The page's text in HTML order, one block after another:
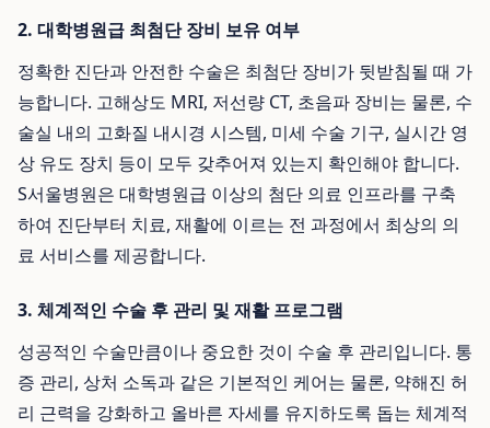
2. 대학병원급 최첨단 장비 보유 여부
정확한 진단과 안전한 수술은 최첨단 장비가 뒷받침될 때 가
능합니다. 고해상도 MRI, 저선량 CT, 초음파 장비는 물론, 수
술실 내의 고화질 내시경 시스템, 미세 수술 기구, 실시간 영
상 유도 장치 등이 모두 갖추어져 있는지 확인해야 합니다.
S서울병원은 대학병원급 이상의 첨단 의료 인프라를 구축
하여 진단부터 치료, 재활에 이르는 전 과정에서 최상의 의
료 서비스를 제공합니다.
3. 체계적인 수술 후 관리 및 재활 프로그램
성공적인 수술만큼이나 중요한 것이 수술 후 관리입니다. 통
증 관리, 상처 소독과 같은 기본적인 케어는 물론, 약해진 허
리 근력을 강화하고 올바른 자세를 유지하도록 돕는 체계적